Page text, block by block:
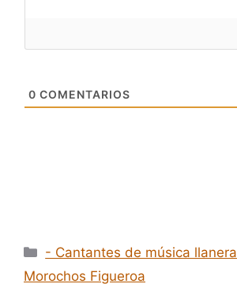
0 COMENTARIOS
Categorías
- Cantantes de música llanera
Morochos Figueroa